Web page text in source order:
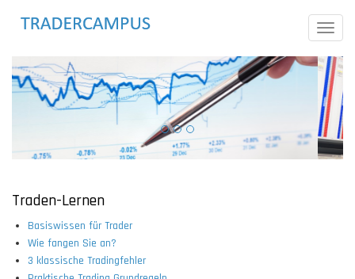
Toggle
Traden-Lernen
Basiswissen für Trader
Wie fangen Sie an?
3 klassische Tradingfehler